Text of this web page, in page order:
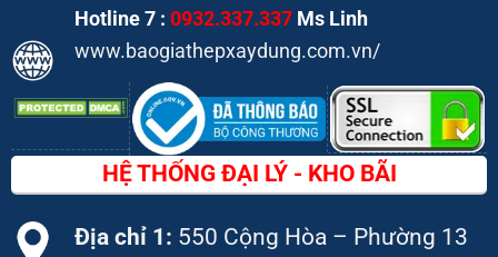
Hotline 7 : 0932.337.337 Ms Linh
www.baogiathepxaydung.com.vn/
HỆ THỐNG ĐẠI LÝ - KHO BÃI
Địa chỉ 1: 550 Cộng Hòa – Phường 13